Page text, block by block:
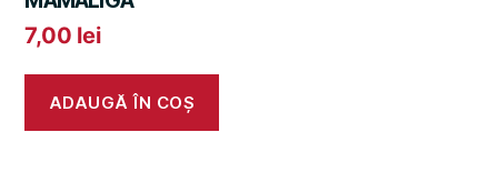
7,00 lei
ADAUGĂ ÎN COȘ